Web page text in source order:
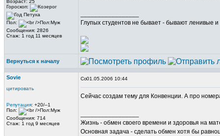
Возраст: 25
Гороскоп:
Пол:
Сообщения: 2826
Стаж: 1 год 11 месяцев
Глупых студентов не бывает - бывают ленивые
Вернуться к началу
Sovie
цитировать
Репутация: +20/–1
Пол:
Сообщения: 714
Стаж: 1 год 9 месяцев
01.05.2006 10:44
Сейчас создам тему для Конвенции. А про
Жизнь - обмен своего времени и здоровья на
Основная задача - сделать обмен хотя бы